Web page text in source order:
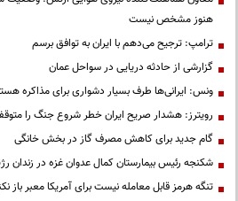
هنوز مشخص نیست
ترامپ: ترجیح می‌دهم با ایران به توافق برسم
گزارشی از حادثه دریایی در سواحل عمان
ونس: ایرانی‌ها طرف بسیار دشواری برای مذاکره
رویترز: هشدار صریح ایران خطر شروع جنگ را
گام جدید برای کاهش مصرف گاز در بخش خانگی
شکنجه رئیس بیمارستان کمال عدوان غزه در زندان
تنگه هرمز قابل معامله نیست برای آمریکا معبر باز